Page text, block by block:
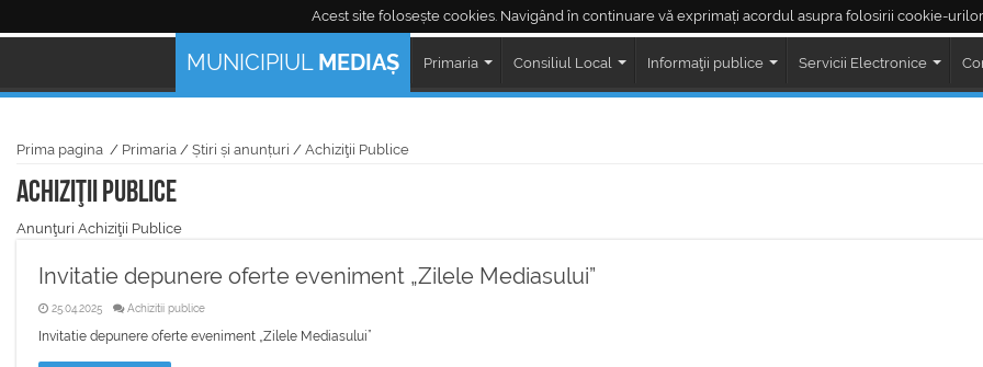
Acest site folosește cookies. Navigând în continuare vă exprimați acordul asupra folosirii cookie-
Mediaş Live: Piața Regele Ferdinand Piața Corneliu Coposu LIVE ședințe Consiliul
MUNICIPIUL MEDIAȘ Primaria Consiliul Local Informaţii publice Servicii Electronice
Prima pagina / Primaria / Știri și anunțuri / Achiziţii Publice
Achiziţii Publice
Anunţuri Achiziţii Publice
Invitatie depunere oferte eveniment „Zilele Mediasului”
25.04.2025 Achizitii publice
Invitatie depunere oferte eveniment „Zilele Mediasului”